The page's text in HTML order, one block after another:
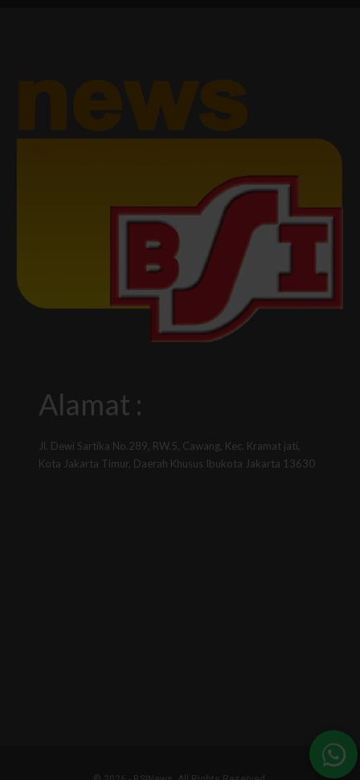
Alamat :
Jl. Dewi Sartika No.289, RW.5, Cawang, Kec. Kramat jati,
Kota Jakarta Timur, Daerah Khusus Ibukota Jakarta 13630